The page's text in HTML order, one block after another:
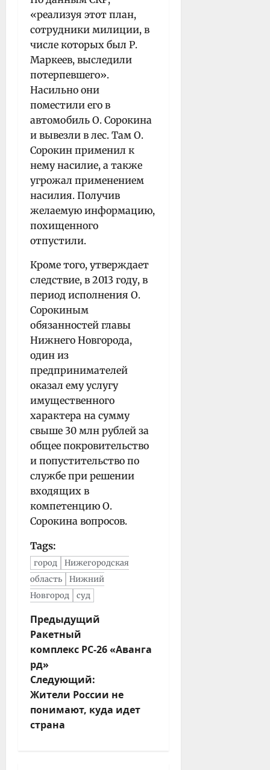
«реализуя этот план,
сотрудники милиции, в
числе которых был Р.
Маркеев, выследили
потерпевшего».
Насильно они
поместили его в
автомобиль О. Сорокина
и вывезли в лес. Там О.
Сорокин применил к
нему насилие, а также
угрожал применением
насилия. Получив
желаемую информацию,
похищенного
отпустили.
Кроме того, утверждает
следствие, в 2013 году, в
период исполнения О.
Сорокиным
обязанностей главы
Нижнего Новгорода,
один из
предпринимателей
оказал ему услугу
имущественного
характера на сумму
свыше 30 млн рублей за
общее покровительство
и попустительство по
службе при решении
входящих в
компетенцию О.
Сорокина вопросов.
Tags:
город
Нижегородская
область
Нижний
Новгород
суд
Н
а
в
и
г
а
ц
и
Предыдущий
Ракетный
комплекс РС-26 «Аванга
рд»
Следующий:
Жители России не
понимают, куда идет
страна